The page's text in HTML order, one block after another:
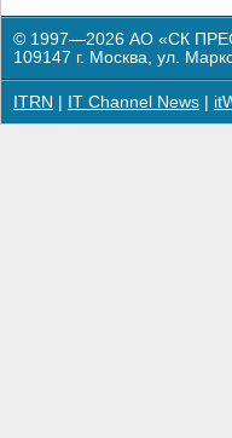
© 1997—2026 АО «СК
109147 г. Москва, ул.
ITRN IT Channel News